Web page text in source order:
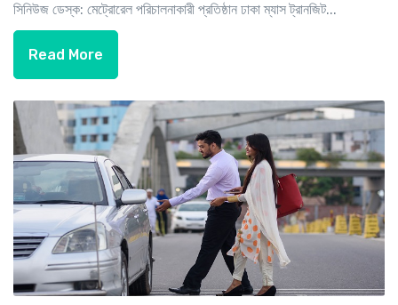
সিনিউজ ডেস্ক: মেট্রোরেল পরিচালনাকারী প্রতিষ্ঠান ঢাকা ম্যাস ট্রানজিট...
Read More